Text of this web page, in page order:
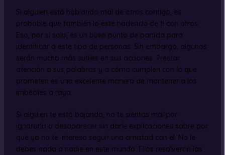
Si alguien está hablando mal de otros contigo, es
probable que también lo esté haciendo de ti con otros.
Eso, por sí solo, es un buen punto de partida para
identificar a este tipo de personas. Sin embargo, algunos
serán mucho más sutiles en sus acciones. Prestar
atención a sus palabras y a cómo cumplen con lo que
prometen es una excelente manera de mantener a los
imbéciles a raya.
Si alguien te está bajando, no te sientas mal por
ignorarlo o desaparecer sin darle explicaciones sobre por
qué ya no te interesa seguir una amistad con él. No le
debes nada a nadie en este mundo. Ellos resolverán las